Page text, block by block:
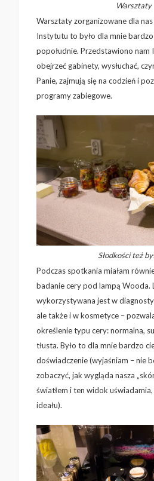
Warsztaty
Warsztaty zorganizowane dla nas
Instytutu to było dla mnie
popołudnie. Przedstawiono nam
obejrzeć gabinety, wysłuchać,
Panie, zajmują się na codzień i
programy zabiegowe.
Słodkości też
Podczas spotkania miałam
badanie cery pod lampą Wooda.
wykorzystywana jest w
ale także i w kosmetyce –
określenie typu cery: normalna,
tłusta. Było to dla mnie bardzo
doświadczenie (wyjaśniam – nie
zobaczyć, jak wygląda nasza
światłem i ten widok
ideału).